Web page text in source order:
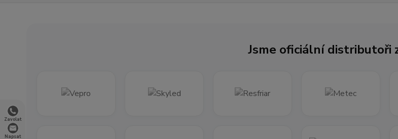
Zavolat
Napsat
Jsme oficiální distributoři